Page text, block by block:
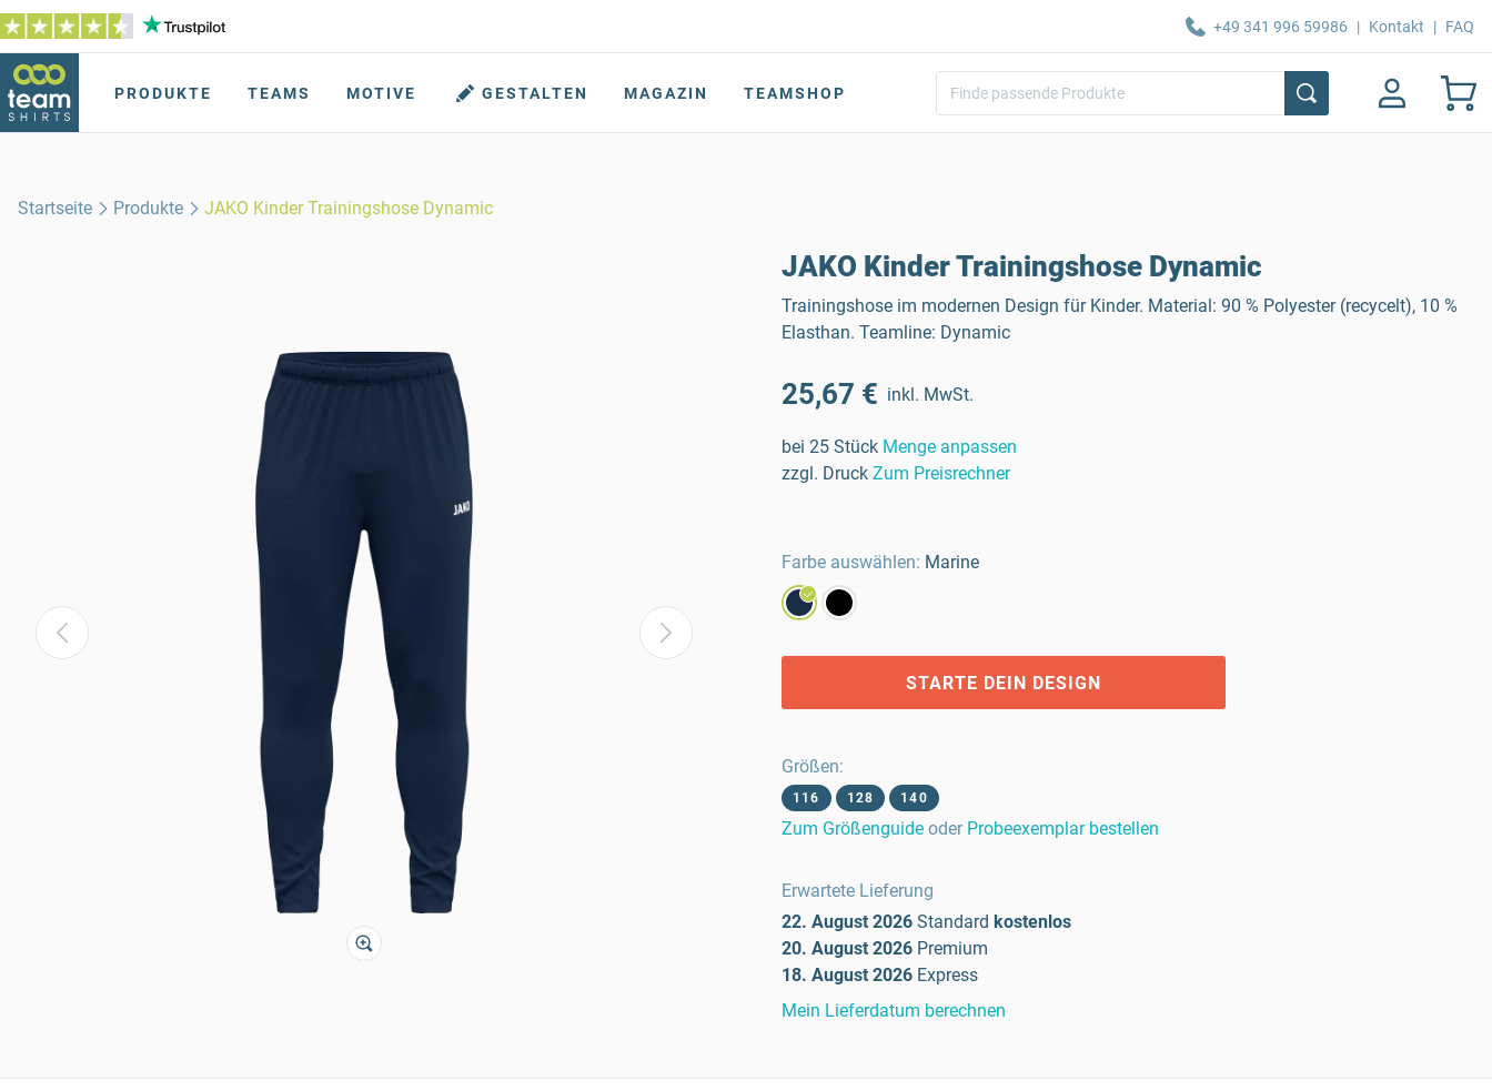
+49 341 996 59986 | Kontakt | FAQ
PRODUKTE TEAMS MOTIVE GESTALTEN MAGAZIN TEAMSHOP
Startseite Produkte JAKO Kinder Trainingshose Dynamic
JAKO Kinder Trainingshose Dynamic
Trainingshose im modernen Design für Kinder. Material: 90 % Polyester (recycelt), 10 %
Elasthan. Teamline: Dynamic
25,67 € inkl. MwSt.
bei 25 Stück Menge anpassen
zzgl. Druck Zum Preisrechner
Farbe auswählen: Marine
STARTE DEIN DESIGN
Größen:
116 128 140
Zum Größenguide oder Probeexemplar bestellen
Erwartete Lieferung
22. August 2026 Standard kostenlos
20. August 2026 Premium
18. August 2026 Express
Mein Lieferdatum berechnen